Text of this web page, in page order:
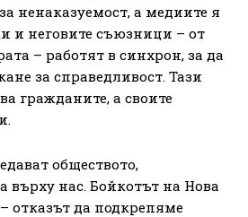
ненаказуемост, а медиите я
и неговите съюзници – от
– работят в синхрон, за да
за справедливост. Тази
гражданите, а своите
обществото,
върху нас. Бойкотът на Нова
отказът да подкрепяме